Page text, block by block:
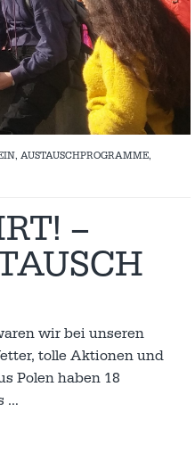
, AUSTAUSCH­PROGRAMME,
–
wir bei unseren
tolle Aktionen und
Polen haben 18
…